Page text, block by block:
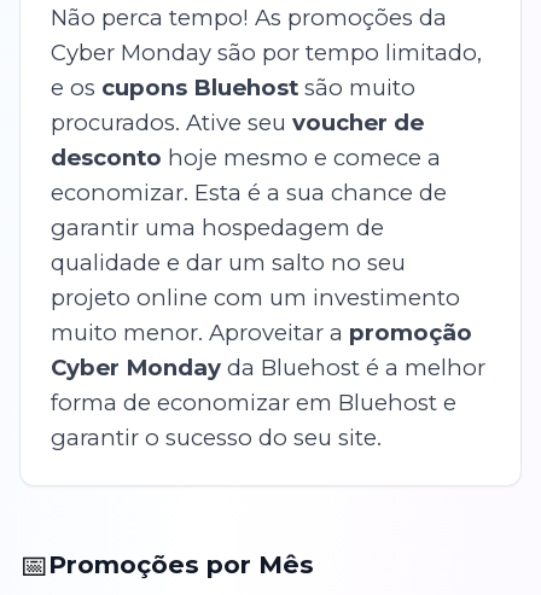
Não perca tempo! As promoções da
Cyber Monday são por tempo limitado,
e os cupons Bluehostsão muito
procurados. Ative seu voucher de
desconto hoje mesmo e comece a
economizar. Esta é a sua chance de
garantir uma hospedagem de
qualidade e dar um salto no seu
projeto online com um investimento
muito menor. Aproveitar a promoção
Cyber Mondayda Bluehost é a melhor
forma de economizar em Bluehost e
garantir o sucesso do seu site.
📅Promoções por Mês